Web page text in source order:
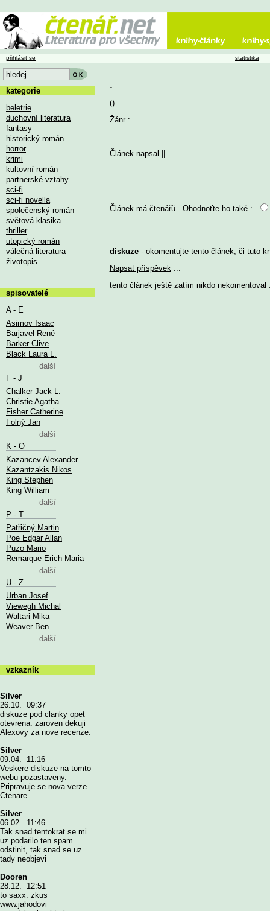
-
()
Žánr :
Článek napsal
Článek má čtenářů. Ohodnoťte ho také :
diskuze- okomentujte tento článek, či tuto
Napsat příspěvek
tento článek ještě zatím nikdo nekomentoval
přihlásit se statistika
kategorie
beletrie
duchovní literatura
fantasy
historický román
horror
krimi
kultovní román
partnerské vztahy
sci-fi
sci-fi novella
společenský román
světová klasika
thriller
utopický román
válečná literatura
životopis
spisovatelé
A - E
Asimov Isaac
Barjavel René
Barker Clive
Black Laura L.
další
F - J
Chalker Jack L.
Christie Agatha
Fisher Catherine
Folný Jan
další
K - O
Kazancev Alexander
Kazantzakis Nikos
King Stephen
King William
další
P - T
Patřičný Martin
Poe Edgar Allan
Puzo Mario
Remarque Erich Maria
další
U - Z
Urban Josef
Viewegh Michal
Waltari Mika
Weaver Ben
další
vzkazník
Silver
26.10. 09:37
diskuze pod clanky opet
otevrena. zaroven dekuji
Alexovy za nove recenze.
Silver
09.04. 11:16
Veskere diskuze na tomto
webu pozastaveny.
Pripravuje se nova verze
Ctenare.
Silver
06.02. 11:46
Tak snad tentokrat se mi
uz podarilo ten spam
odstinit, tak snad se uz
tady neobjevi
Dooren
28.12. 12:51
to saxx: zkus
www.jahodovi